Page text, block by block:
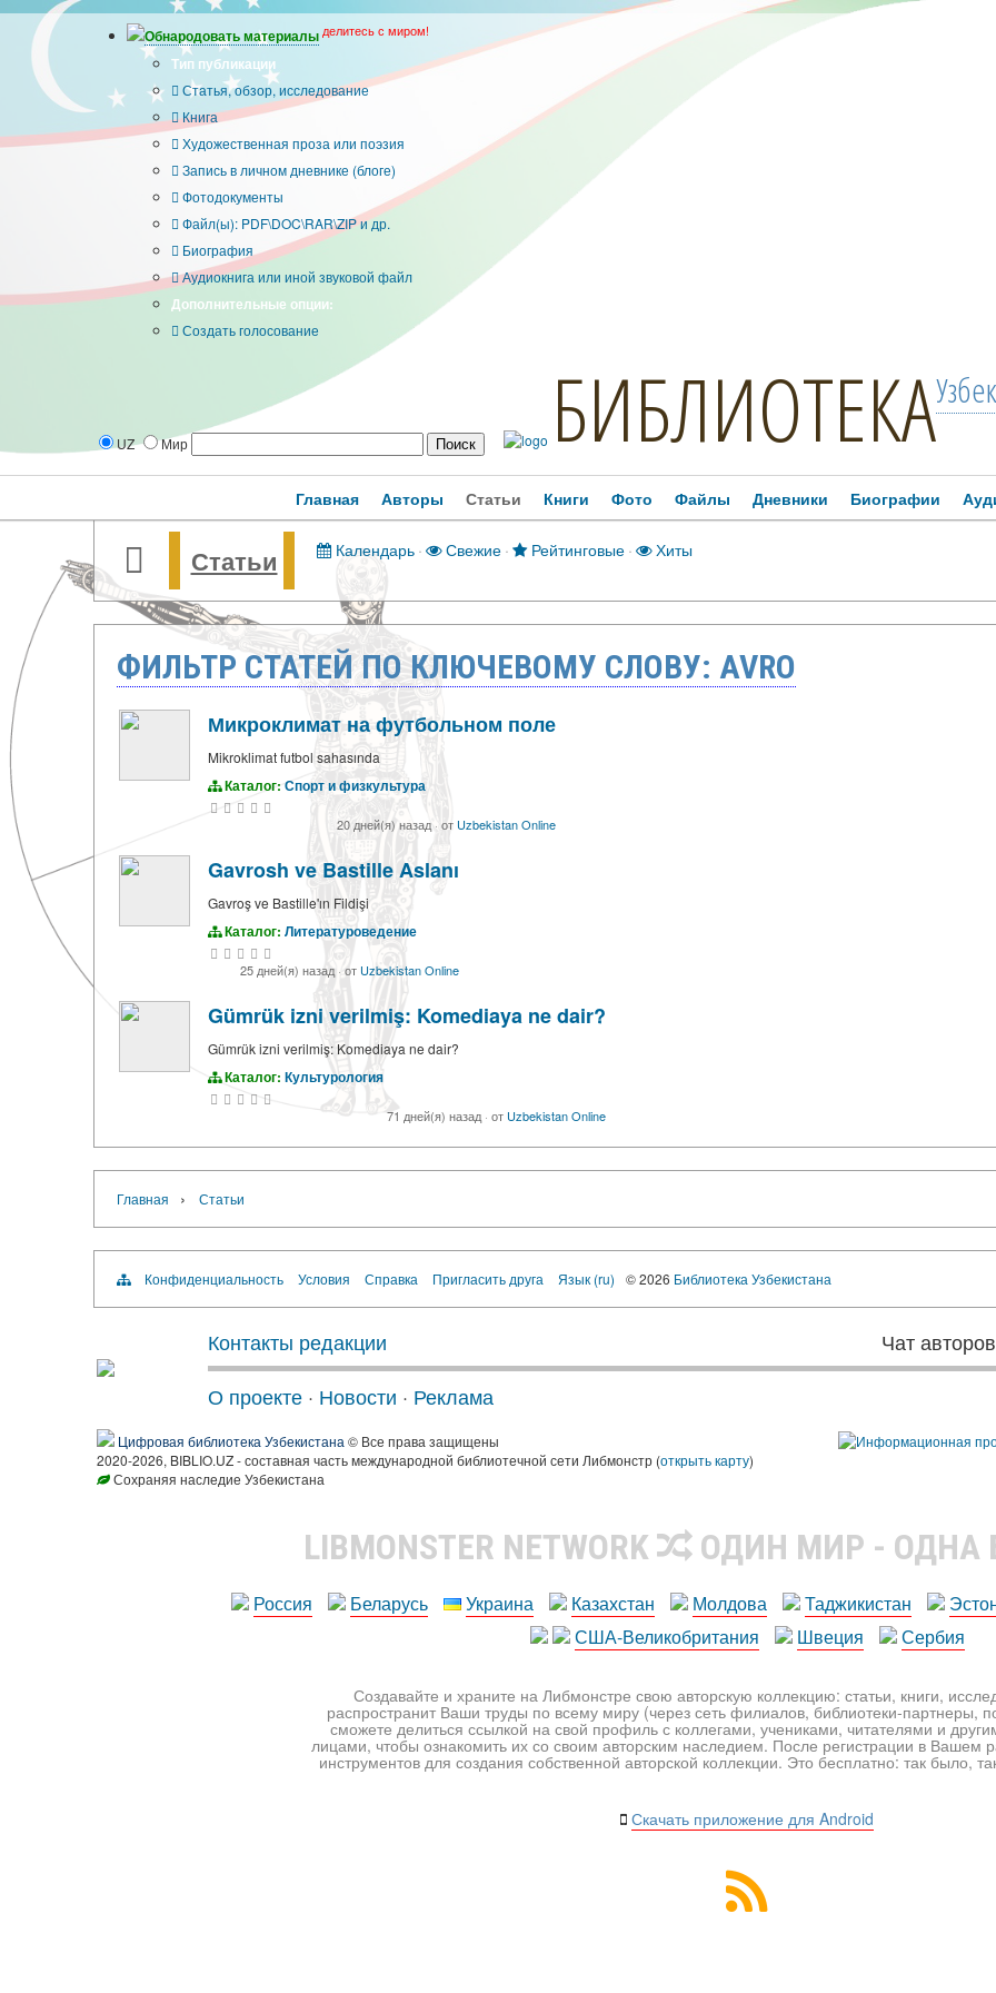
Обнародовать материалы делитесь с миром!
Тип публикации
Статья, обзор, исследование
Книга
Художественная проза или поэзия
Запись в личном дневнике (блоге)
Фотодокументы
Файл(ы): PDF\DOC\RAR\ZIP и др.
Биография
Аудиокнига или иной звуковой файл
Дополнительные опции:
Создать голосование
UZ Мир БИБЛИОТЕКА
Главная Авторы Статьи Книги Фото Файлы Дневники Биографии
Статьи Календарь · Свежие · Рейтинговые · Хиты
ФИЛЬТР СТАТЕЙ ПО КЛЮЧЕВОМУ СЛОВУ: AVRO
Микроклимат на футбольном поле
Mikroklіmat futbol sahasında
Каталог: Спорт и физкультура
20 дней(я) назад· от Uzbekistan Online
Gavrosh ve Bastille Aslanı
Gavroş ve Bastille'ın Fildişi
Каталог: Литературоведение
25 дней(я) назад· от Uzbekistan Online
Gümrük izni verilmiş: Komediaya ne dair?
Gümrük izni verilmiş: Komediaya ne dair?
Каталог: Культурология
71 дней(я) назад· от Uzbekistan Online
Главная › Статьи
Конфиденциальность Условия Справка Пригласить друга Язык (ru) © 2026 Библиотека Узбекистана
Контакты редакции Чат
О проекте · Новости · Реклама
Цифровая библиотека Узбекистана © Все права защищены
2020-2026, BIBLIO.UZ - составная часть международной библиотечной сети Либмонстр (открыть карту)
Сохраняя наследие Узбекистана
LIBMONSTER NETWORK ОДИН МИР - ОДНА
Россия Беларусь Украина Казахстан Молдова Таджикистан
США-Великобритания
Швеция Сербия
Создавайте и храните на Либмонстре свою авторскую коллекцию: статьи, книги,
распространит Ваши труды по всему миру (через сеть филиалов, библиотеки-партнеры,
сможете делиться ссылкой на свой профиль с коллегами, учениками, читателями и
лицами, чтобы ознакомить их со своим авторским наследием. После регистрации в Вашем
инструментов для создания собственной авторской коллекции. Это бесплатно: так было,
Скачать приложение для Android